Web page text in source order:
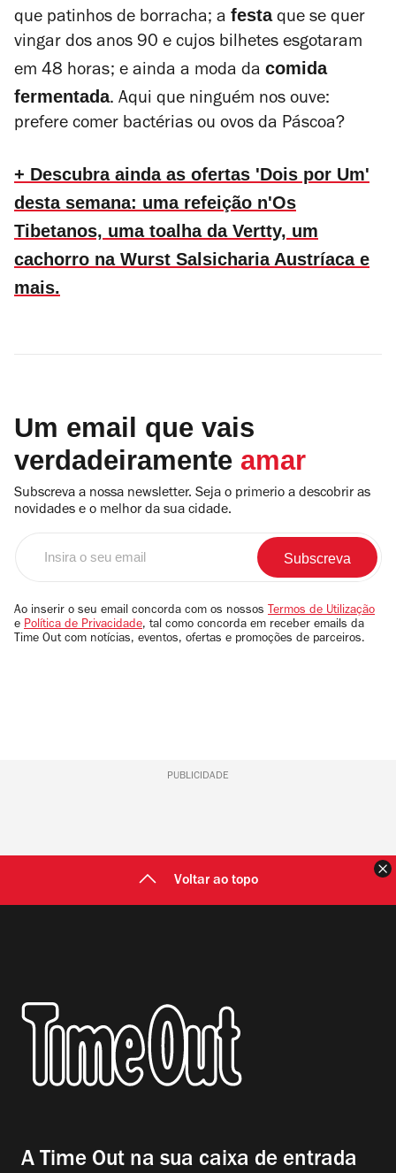
que patinhos de borracha; a festaque se quer
vingar dos anos 90 e cujos bilhetes esgotaram
em 48 horas; e ainda a moda da comida
fermentada. Aqui que ninguém nos ouve:
prefere comer bactérias ou ovos da Páscoa?
+ Descubra ainda as ofertas 'Dois por Um'
desta semana: uma refeição n'Os
Tibetanos, uma toalha da Vertty, um
cachorro na Wurst Salsicharia Austríaca e
mais.
Um email que vais
verdadeiramente amar
Subscreva a nossa newsletter. Seja o primerio a descobrir as
novidades e o melhor da sua cidade.
email
Ao inserir o seu email concorda com os nossos Termos de Utilização
e Política de Privacidade, tal como concorda em receber emails da
Time Out com notícias, eventos, ofertas e promoções de parceiros.
PUBLICIDADE
Voltar ao topo
A Time Out na sua caixa de entrada